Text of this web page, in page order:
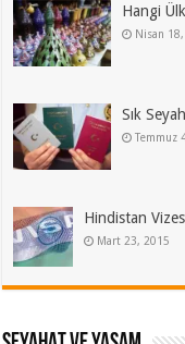
Hangi
Nisan
Sık
Temmuz
Hindistan Vizesi
Mart 23, 2015